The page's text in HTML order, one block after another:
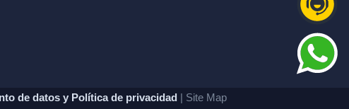
de datos y Política de privacidad | Site Map